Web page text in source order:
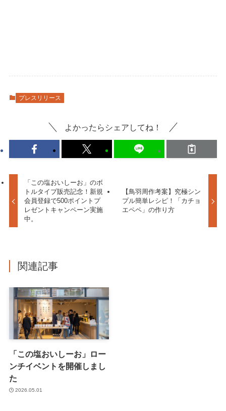
プレスリリース
よかったらシェアしてね！
「この塩おいしーお」のボ
トルタイプ販売記念！新規
会員登録で500ポイントプ
レゼントキャンペーン実施
中。
【鳥羽周作考案】究極シン
プル簡単レシピ！「カチョ
エペペ」の作り方
関連記事
「この塩おいしーお」ロー
ンチイベントを開催しまし
た
2026.05.01